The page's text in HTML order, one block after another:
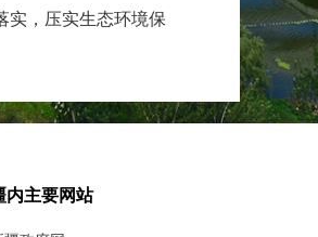
实，压实生态环境保
内主要网站